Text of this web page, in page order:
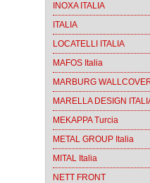
INOXA ITALIA
ITALIA
LOCATELLI ITALIA
MAFOS Italia
MARBURG
MARELLA DESIGN
MEKAPPA Turcia
METAL GROUP Italia
MITAL Italia
NETT FRONT